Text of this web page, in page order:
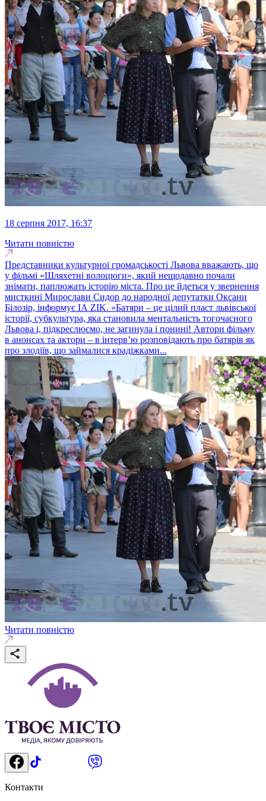
18 серпня 2017, 16:37
Читати повністю
Представники культурної громадськості Львова вважають, що
у фільмі «Шляхетні волоцюги», який нещодавно почали
знімати, паплюжать історію міста. Про це йдеться у звернення
мисткині Мирослави Сидор до народної депутатки Оксани
Білозір, інформує ІА ZIK. «Батяри – це цілий пласт львівської
історії, субкультура, яка становила ментальність тогочасного
Львова і, підкреслюємо, не загинула і понині! Автори фільму
в анонсах та актори – в інтерв’ю розповідають про батярів як
про злодіїв, що займалися крадіжками...
Читати повністю
Контакти